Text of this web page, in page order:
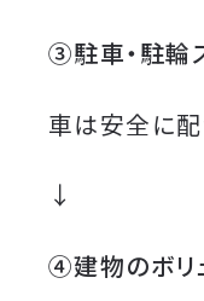
③駐車・駐輪
車は安全に
↓
④建物のボリ